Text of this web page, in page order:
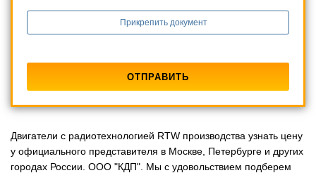
Прикрепить документ
Двигатели с радиотехнологией RTW производства узнать цену
у официального представителя в Москве, Петербурге и других
городах России. ООО "КДП". Мы с удовольствием подберем